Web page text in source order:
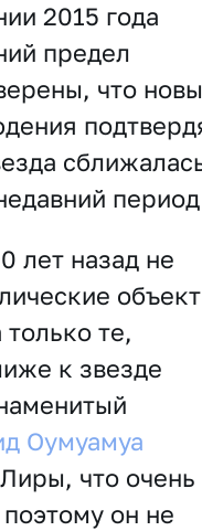
2015 года
предел
что
лет назад не
те,
к звезде
Оумуамуа
что очень
он не